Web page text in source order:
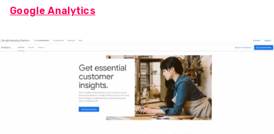
Google Analytics